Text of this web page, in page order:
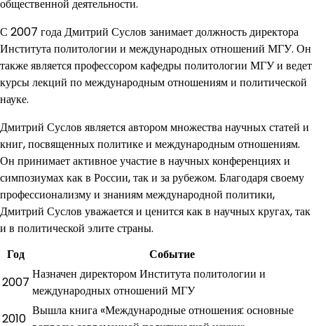
общественной деятельности.
С 2007 года Дмитрий Суслов занимает должность директора
Института политологии и международных отношений МГУ. Он
также является профессором кафедры политологии МГУ и ведет
курсы лекций по международным отношениям и политической
науке.
Дмитрий Суслов является автором множества научных статей и
книг, посвященных политике и международным отношениям.
Он принимает активное участие в научных конференциях и
симпозиумах как в России, так и за рубежом. Благодаря своему
профессионализму и знаниям международной политики,
Дмитрий Суслов уважается и ценится как в научных кругах, так
и в политической элите страны.
Год
Событие
2007
Назначен директором Института политологии и
международных отношений МГУ
2010
Вышла книга «Международные отношения: основные